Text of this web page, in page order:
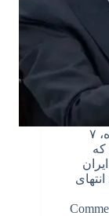
خبرگزاری اصولگرای فارس، وابسته به سپاه، ۷
که
انتهای